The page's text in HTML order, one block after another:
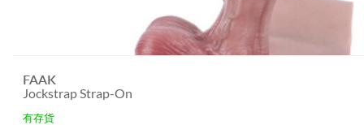
FAAK
Jockstrap Strap-On
有存貨